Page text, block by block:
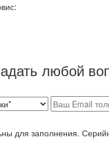
любой
для заполнения.